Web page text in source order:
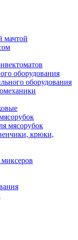
мачтой
оборудования
оборудования
мясорубок
крюки,